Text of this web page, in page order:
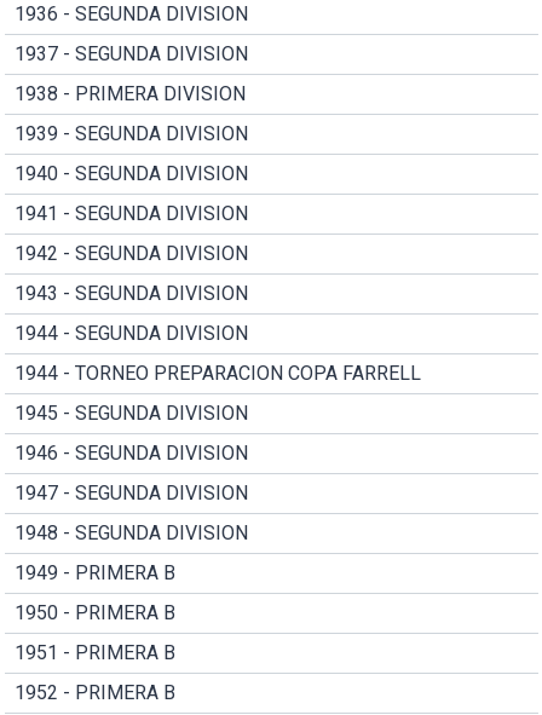
1936 - SEGUNDA DIVISION
1937 - SEGUNDA DIVISION
1938 - PRIMERA DIVISION
1939 - SEGUNDA DIVISION
1940 - SEGUNDA DIVISION
1941 - SEGUNDA DIVISION
1942 - SEGUNDA DIVISION
1943 - SEGUNDA DIVISION
1944 - SEGUNDA DIVISION
1944 - TORNEO PREPARACION COPA FARRELL
1945 - SEGUNDA DIVISION
1946 - SEGUNDA DIVISION
1947 - SEGUNDA DIVISION
1948 - SEGUNDA DIVISION
1949 - PRIMERA B
1950 - PRIMERA B
1951 - PRIMERA B
1952 - PRIMERA B